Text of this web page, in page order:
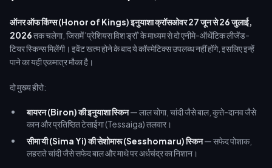
ऑनर ऑफ किंग्स (Honor of Kings) इनुयाशा क्रॉसओवर27 जून से 26 जुलाई,
2026तक चलेगा, जिसमें 'प्रेशियस विश ड्रॉ' के माध्यम से दो एनीमे-ऑथेंटिक लीजेंड-
टियर स्किन्स मिलेंगी। इवेंट खत्म होने के बाद ये कॉस्मेटिक्स उपलब्ध नहीं होंगे, इसलिए इन्हें
पाने का यही एकमात्र मौका है।
दो मुख्य हीरो:
बायरन (Biron) की इनुयाशा स्किन— लाल चोगा, चांदी जैसे बाल, कुत्ते-दानव जैसे
कान और प्रतिष्ठित टेसाईगा (Tessaiga) तलवार।
सीमा यी (Sima Yi) की सेशोमारू (Sesshomaru) स्किन— सफेद पोशाक,
लहराते चांदी जैसे सफेद बाल और माथे पर अर्धचंद्र का निशान।